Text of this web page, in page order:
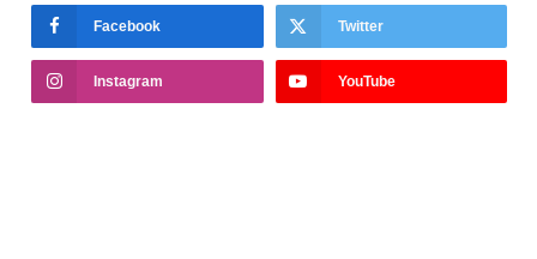
Facebook Twitter
Instagram YouTube